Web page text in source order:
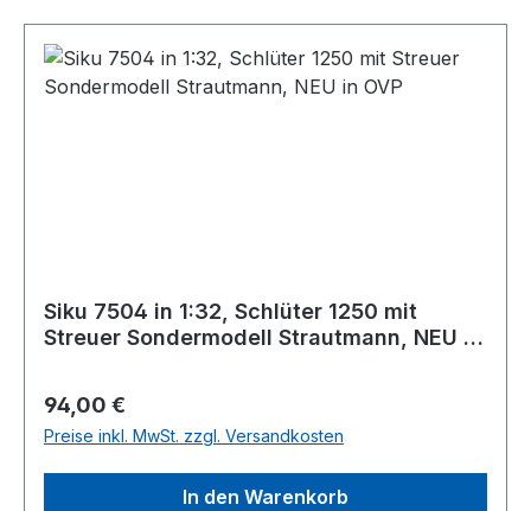
Siku 7504 in 1:32, Schlüter 1250 mit
Streuer Sondermodell Strautmann, NEU in
Regulärer Preis:
94,00 €
Preise inkl. MwSt. zzgl. Versandkosten
In den Warenkorb